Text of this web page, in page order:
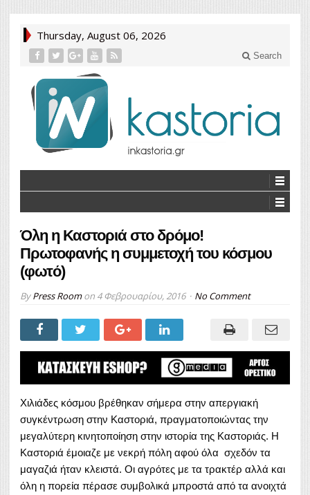
Thursday, August 06, 2026
Search
Όλη η Καστοριά στο δρόμο!
Πρωτοφανής η συμμετοχή του κόσμου
(φωτό)
ByPress Roomon 4 Φεβρουαρίου, 2016 No Comment
Χιλιάδες κόσμου βρέθηκαν σήμερα στην απεργιακή
συγκέντρωση στην Καστοριά, πραγματοποιώντας την
μεγαλύτερη κινητοποίηση στην ιστορία της Καστοριάς. Η
Καστοριά έμοιαζε με νεκρή πόλη αφού όλα σχεδόν τα
μαγαζιά ήταν κλειστά. Οι αγρότες με τα τρακτέρ αλλά και
όλη η πορεία πέρασε συμβολικά μπροστά από τα ανοιχτά